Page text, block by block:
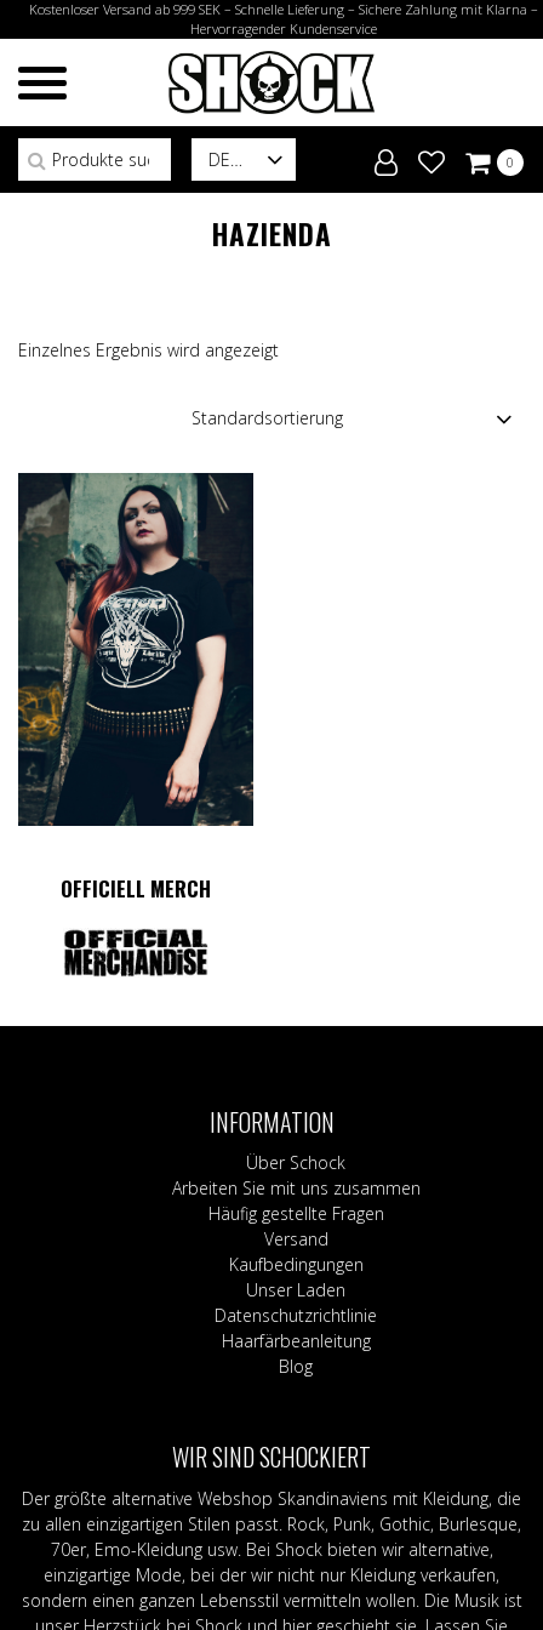
Kostenloser Versand ab 999 SEK – Schnelle Lieferung – Sichere Zahlung mit Klarna –
Hervorragender Kundenservice
DE
Suchen nach:
0
HAZIENDA
Einzelnes Ergebnis wird angezeigt
OFFICIELL MERCH
INFORMATION
Über Schock
Arbeiten Sie mit uns zusammen
Häufig gestellte Fragen
Versand
Kaufbedingungen
Unser Laden
Datenschutzrichtlinie
Haarfärbeanleitung
Blog
WIR SIND SCHOCKIERT
Der größte alternative Webshop Skandinaviens mit Kleidung, die
zu allen einzigartigen Stilen passt. Rock, Punk, Gothic, Burlesque,
70er, Emo-Kleidung usw. Bei Shock bieten wir alternative,
einzigartige Mode, bei der wir nicht nur Kleidung verkaufen,
sondern einen ganzen Lebensstil vermitteln wollen. Die Musik ist
unser Herzstück bei Shock und hier geschieht sie. Lassen Sie